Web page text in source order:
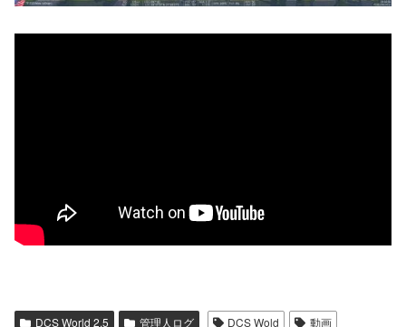
DCS World 2.5 管理人ログ DCS Wold
動画